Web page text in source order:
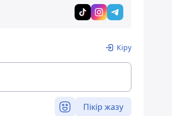
Кіру
Пікір жазу